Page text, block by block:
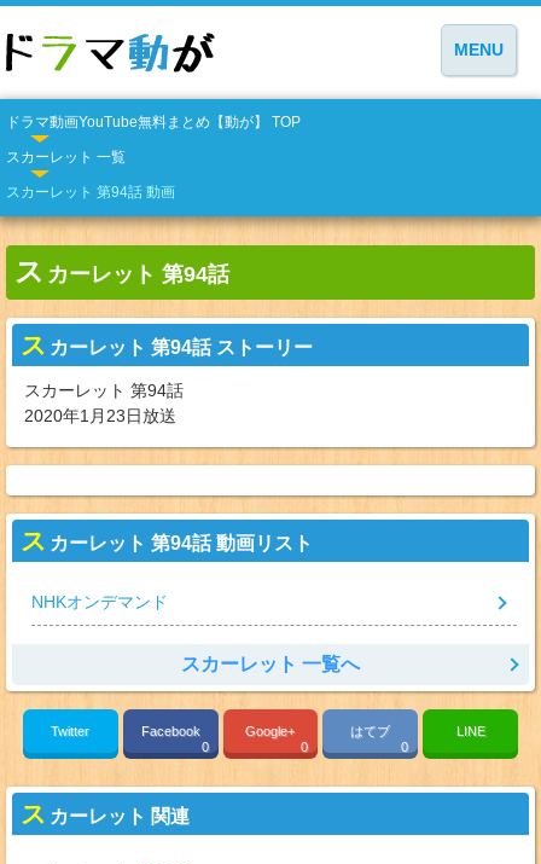
MENU
ドラマ動画YouTube無料まとめ【動が】 TOP
スカーレット 一覧
スカーレット 第94話 動画
ス カーレット 第94話
ス カーレット 第94話 ストーリー
スカーレット 第94話
2020年1月23日放送
ス カーレット 第94話 動画リスト
NHKオンデマンド
スカーレット 一覧へ
Twitter
Facebook
0
Google+
0
はてブ
0
LINE
ス カーレット 関連